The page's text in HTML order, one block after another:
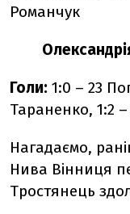
Романчук
Голи: 1:0 – 23
Тараненко, 1:2
Нагадаємо,
Нива Вінниця
Тростянець